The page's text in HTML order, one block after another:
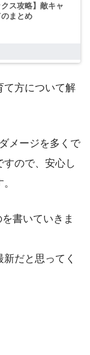
クス攻略】敵キャ
まとめ
て方について解
メージを多くで
すので、安心し
書いていきま
だと思ってく